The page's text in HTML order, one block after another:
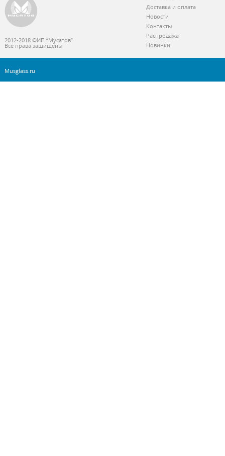
2012-2018 ©ИП “Мусатов”
Все права защищены
Доставка и оплата
Новости
Контакты
Распродажа
Новинки
Musglass.ru